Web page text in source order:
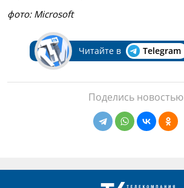
фото: Microsoft
Читайте в Telegram
Поделись новостью